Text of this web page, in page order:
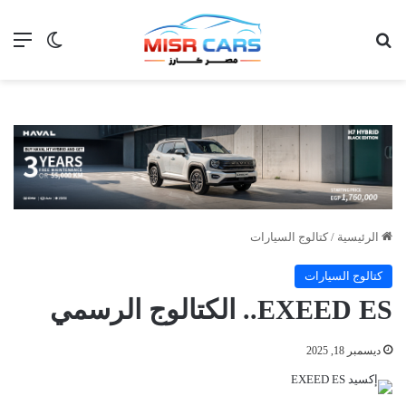
الوضع
الرئيسية / كتالوج السيارات
كتالوج السيارات
EXEED ES.. الكتالوج الرسمي
ديسمبر 18, 2025